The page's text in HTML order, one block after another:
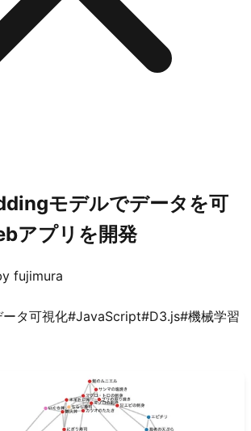
モデルでデータを可
アプリを開発
fujimura
ータ可視化#JavaScript#D3.js#機械学習